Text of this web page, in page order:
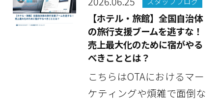
【ホテル・旅館】全国自治体
の旅行支援ブームを逃すな！
売上最大化のために宿がやる
べきこととは？
こちらはOTAにおけるマー
ケティングや煩雑で面倒な